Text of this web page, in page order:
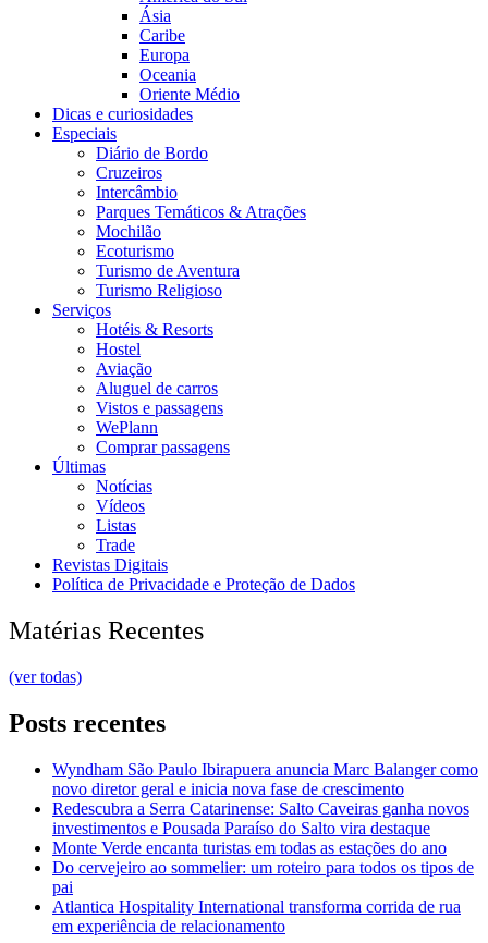
Ásia
Caribe
Europa
Oceania
Oriente Médio
Dicas e curiosidades
Especiais
Diário de Bordo
Cruzeiros
Intercâmbio
Parques Temáticos & Atrações
Mochilão
Ecoturismo
Turismo de Aventura
Turismo Religioso
Serviços
Hotéis & Resorts
Hostel
Aviação
Aluguel de carros
Vistos e passagens
WePlann
Comprar passagens
Últimas
Notícias
Vídeos
Listas
Trade
Revistas Digitais
Política de Privacidade e Proteção de Dados
Matérias Recentes
(ver todas)
Posts recentes
Wyndham São Paulo Ibirapuera anuncia Marc Balanger como
novo diretor geral e inicia nova fase de crescimento
Redescubra a Serra Catarinense: Salto Caveiras ganha novos
investimentos e Pousada Paraíso do Salto vira destaque
Monte Verde encanta turistas em todas as estações do ano
Do cervejeiro ao sommelier: um roteiro para todos os tipos de
pai
Atlantica Hospitality International transforma corrida de rua
em experiência de relacionamento